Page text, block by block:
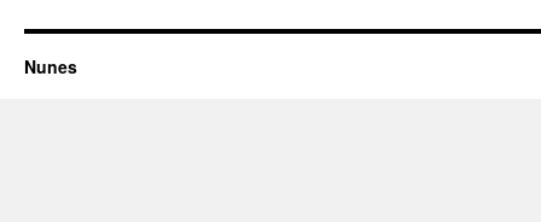
Nunes